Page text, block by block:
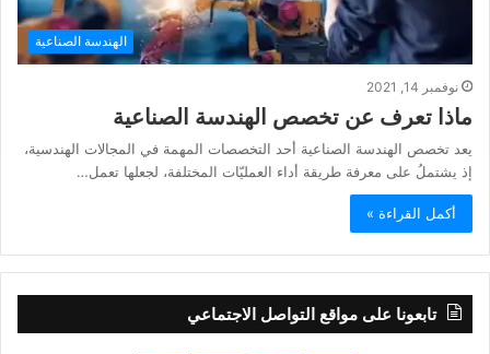
الهندسة الصناعية
نوفمبر 14, 2021
ماذا تعرف عن تخصص الهندسة الصناعية
يعد تخصص الهندسة الصناعية أحد التخصصات المهمة في المجالات الهندسية،
إذ يشتملُ على معرفة طريقة أداء العمليّات المختلفة، لجعلها تعمل…
أكمل القراءة »
تابعونا على مواقع التواصل الاجتماعي